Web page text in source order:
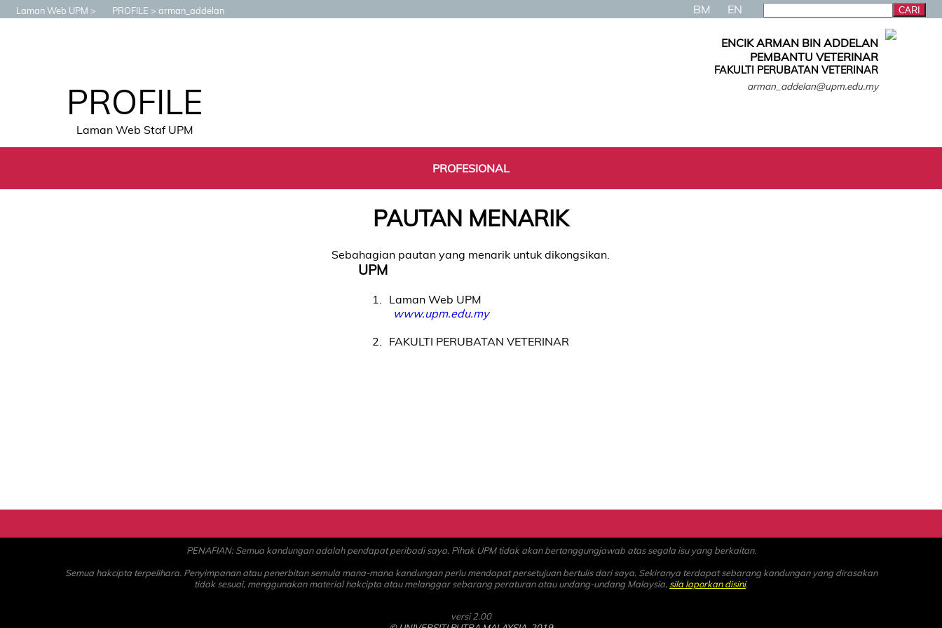
Laman Web UPM PROFILE arman_addelan BM EN
PROFILE
Laman Web Staf UPM
ENCIK ARMAN BIN ADDELAN
PEMBANTU VETERINAR
FAKULTI PERUBATAN VETERINAR
arman_addelan@upm.edu.my
PROFESIONAL
PAUTAN MENARIK
Sebahagian pautan yang menarik untuk dikongsikan.
UPM
1
Laman Web UPM
www.upm.edu.my
2
FAKULTI PERUBATAN VETERINAR
PENAFIAN: Semua kandungan adalah pendapat peribadi saya. Pihak UPM tidak akan bertanggungjawab atas segala isu yang berkaitan.
Semua hakcipta terpelihara. Penyimpanan atau penerbitan semula mana-mana kandungan perlu mendapat persetujuan bertulis dari saya. Sekiranya terdapat sebarang kandungan yang dirasakan
tidak sesuai, menggunakan material hakcipta atau melanggar sebarang peraturan atau undang-undang Malaysia, sila laporkan disini.
versi 2.00